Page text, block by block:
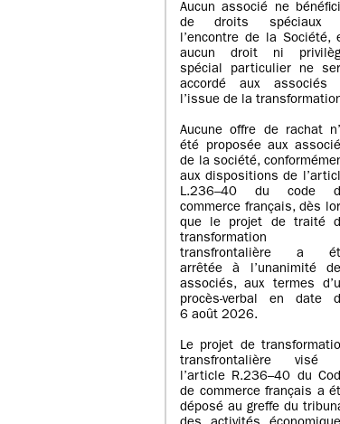
Aucun associé ne
de droits spéciaux
l’encontre de la Société,
aucun droit ni
spécial particulier ne
accordé aux associés
l’issue de la
Aucune offre de rachat
été proposée aux
de la société,
aux dispositions de
L.236–40 du code
commerce français, dès
que le projet de traité
transformation
transfrontalière a
arrêtée à l’unanimité
associés, aux termes
procès-verbal en date
6 août 2026.
Le projet de
transfrontalière visé
l’article R.236–40 du
de commerce français a
déposé au greffe du